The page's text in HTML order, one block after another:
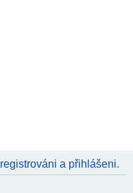
a přihlášeni.